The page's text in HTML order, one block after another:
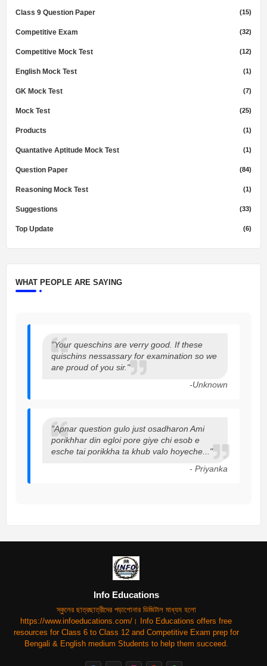
Class 9 Question Paper (15)
Competitive Exam (32)
Competitive Mock Test (12)
English Mock Test (1)
GK Mock Test (7)
Mock Test (25)
Products (1)
Quantative Aptitude Mock Test (1)
Question Paper (84)
Reasoning Mock Test (1)
Suggestions (33)
Top Update (6)
WHAT PEOPLE ARE SAYING
"Your queschins are verry good. If these
quischins nessassary for examination so we
are proud of you sir."
-Unknown
"Apnar question gulo just osadharon Ami
porikhhar din egloi pore giye chi esob e
esche tai porikkha ta khub valo hoyeche..."
- Priyanka
Info Educations
স্কুলের ছাত্রছাত্রীদের পড়াশোনার ডিজিটাল মাধ্যম হলো
https://www.infoeducations.com/। Info Educations offers free
resources for Class 6 to Class 12 and Competitive Exam prep for
Bengali & English medium Students to help them succeed.